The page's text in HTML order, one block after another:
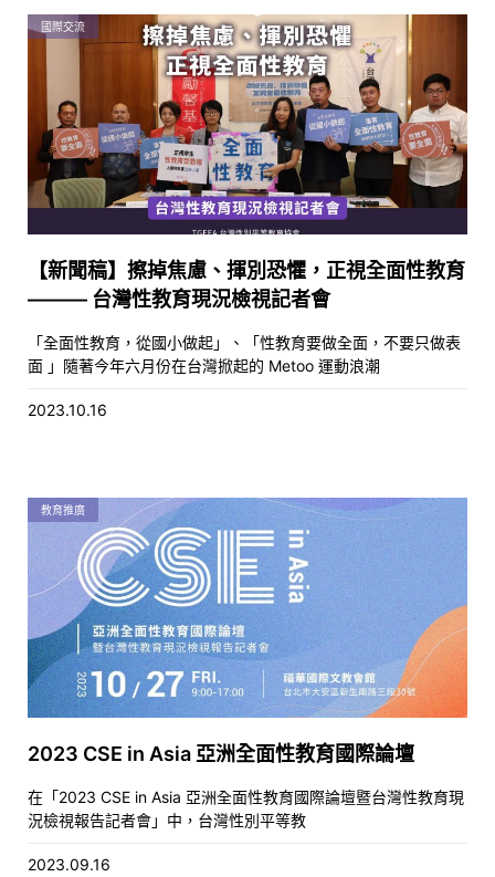
國際交流
【新聞稿】擦掉焦慮、揮別恐懼，正視全面性教育
——— 台灣性教育現況檢視記者會
「全面性教育，從國小做起」、「性教育要做全面，不要只做表
面 」隨著今年六月份在台灣掀起的 Metoo 運動浪潮
2023.10.16
教育推廣
2023 CSE in Asia 亞洲全面性教育國際論壇
在「2023 CSE in Asia 亞洲全面性教育國際論壇暨台灣性教育現
況檢視報告記者會」中，台灣性別平等教
2023.09.16